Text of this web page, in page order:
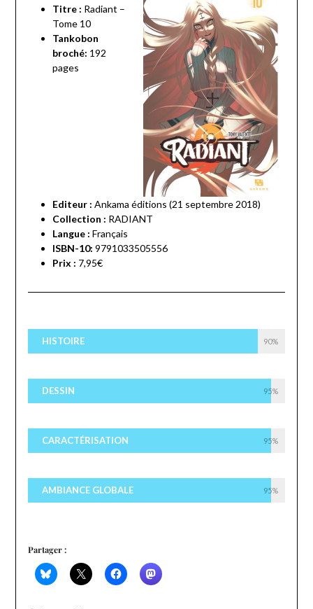
Titre : Radiant –
Tome 10
Tankobon
broché: 192
pages
Editeur : Ankama éditions (21 septembre 2018)
Collection : RADIANT
Langue : Français
ISBN-10: 9791033505556
Prix : 7,95€
HISTOIRE 90%
DESSIN 95%
CARACTÉRISATION 95%
AMBIANCE GLOBALE 95%
Partager :